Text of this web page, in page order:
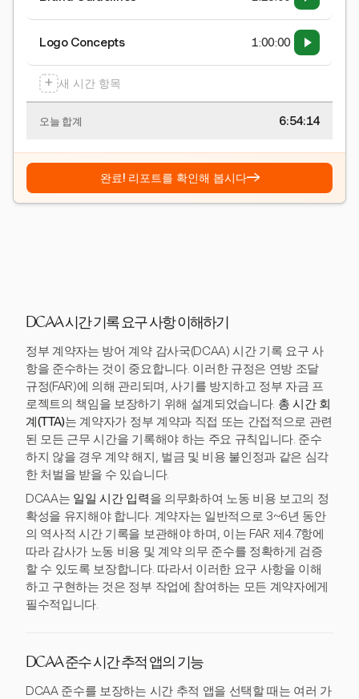
Logo Concepts 1:00:00
+ 새 시간 항목
오늘 합계 6:54:15
완료! 리포트를 확인해 봅시다→
DCAA 시간 기록 요구 사항 이해하기
정부 계약자는 방어 계약 감사국(DCAA) 시간 기록 요구 사
항을 준수하는 것이 중요합니다. 이러한 규정은 연방 조달
규정(FAR)에 의해 관리되며, 사기를 방지하고 정부 자금 프
로젝트의 책임을 보장하기 위해 설계되었습니다. 총 시간 회
계(TTA)는 계약자가 정부 계약과 직접 또는 간접적으로 관련
된 모든 근무 시간을 기록해야 하는 주요 규칙입니다. 준수
하지 않을 경우 계약 해지, 벌금 및 비용 불인정과 같은 심각
한 처벌을 받을 수 있습니다.
DCAA는 일일 시간 입력을 의무화하여 노동 비용 보고의 정
확성을 유지해야 합니다. 계약자는 일반적으로 3~6년 동안
의 역사적 시간 기록을 보관해야 하며, 이는 FAR 제4.7항에
따라 감사가 노동 비용 및 계약 의무 준수를 정확하게 검증
할 수 있도록 보장합니다. 따라서 이러한 요구 사항을 이해
하고 구현하는 것은 정부 작업에 참여하는 모든 계약자에게
필수적입니다.
DCAA 준수 시간 추적 앱의 기능
DCAA 준수를 보장하는 시간 추적 앱을 선택할 때는 여러 가